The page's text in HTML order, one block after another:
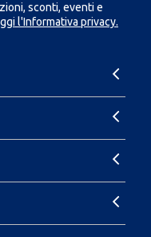
sconti, eventi e
l'Informativa privacy.